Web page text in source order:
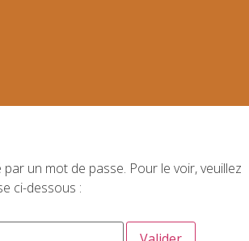
un mot de passe. Pour le voir, veuillez
ci-dessous :